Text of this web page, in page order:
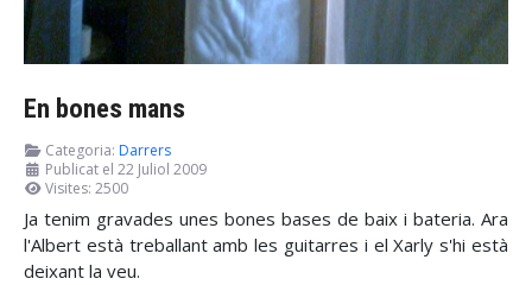
En bones mans
Categoria: Darrers
Publicat el 22 Juliol 2009
Visites: 2500
Ja tenim gravades unes bones bases de baix i bateria. Ara
l'Albert està treballant amb les guitarres i el Xarly s'hi està
deixant la veu.